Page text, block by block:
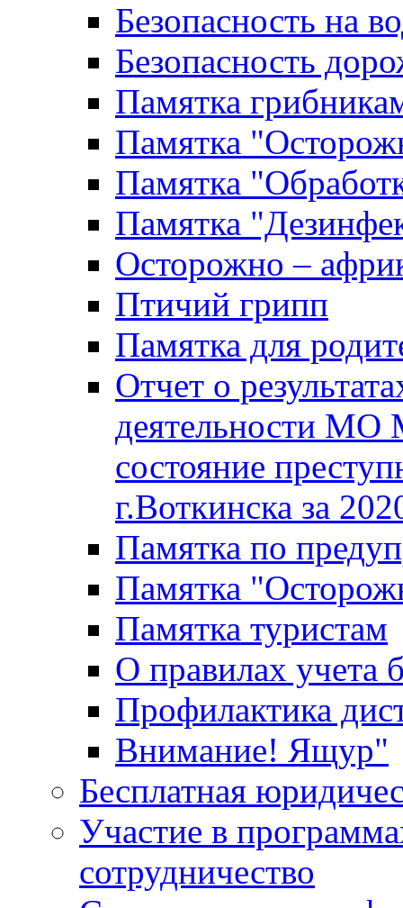
Безопасность на
Безопасность
Памятка
Памятка
Памятка
Памятка
Осторожно –
Птичий грипп
Памятка для
Отчет о
деятельности МО
состояние
г.Воткинска за
Памятка по
Памятка
Памятка туристам
О правилах учета
Профилактика
Внимание! Ящур"
Бесплатная
Участие в
сотрудничество